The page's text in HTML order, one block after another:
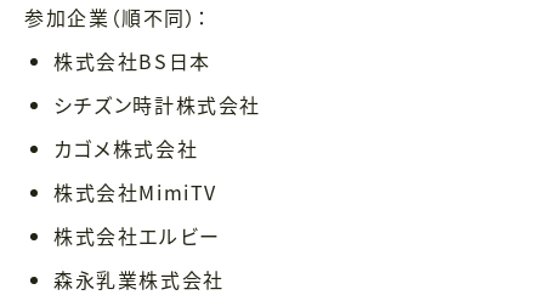
参加企業（順不同）：
株式会社BS日本
シチズン時計株式会社
カゴメ株式会社
株式会社MimiTV
株式会社エルビー
森永乳業株式会社